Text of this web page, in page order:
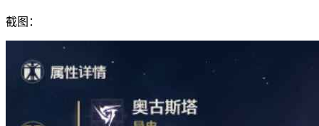
截图：